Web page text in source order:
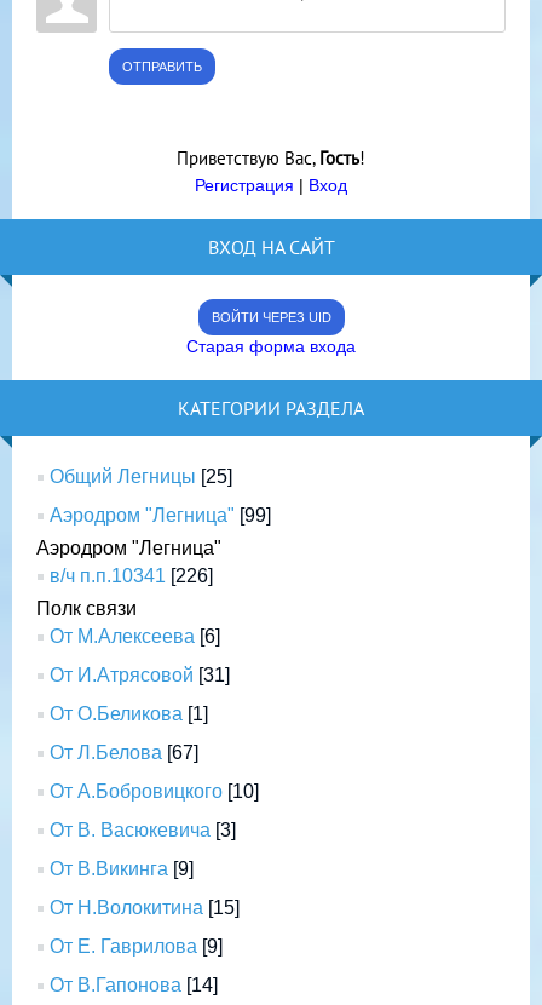
ОТПРАВИТЬ
Приветствую Вас, Гость!
Регистрация | Вход
ВХОД НА САЙТ
ВОЙТИ ЧЕРЕЗ UID
Старая форма входа
КАТЕГОРИИ РАЗДЕЛА
Общий Легницы [25]
Аэродром "Легница" [99]
Аэродром "Легница"
в/ч п.п.10341 [226]
Полк связи
От М.Алексеева [6]
От И.Атрясовой [31]
От О.Беликова [1]
От Л.Белова [67]
От А.Бобровицкого [10]
От В. Васюкевича [3]
От В.Викинга [9]
От Н.Волокитина [15]
От Е. Гаврилова [9]
От В.Гапонова [14]